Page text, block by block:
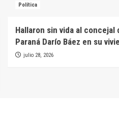
Política
Hallaron sin vida al concejal
Paraná Darío Báez en su
julio 28, 2026